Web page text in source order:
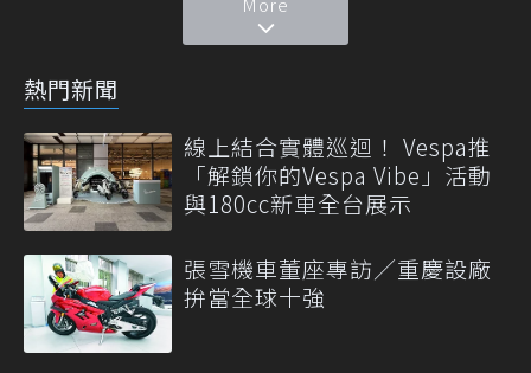
熱門新聞
線上結合實體巡迴！ Vespa推
「解鎖你的Vespa Vibe」活動
與180cc新車全台展示
張雪機車董座專訪／重慶設廠
拚當全球十強